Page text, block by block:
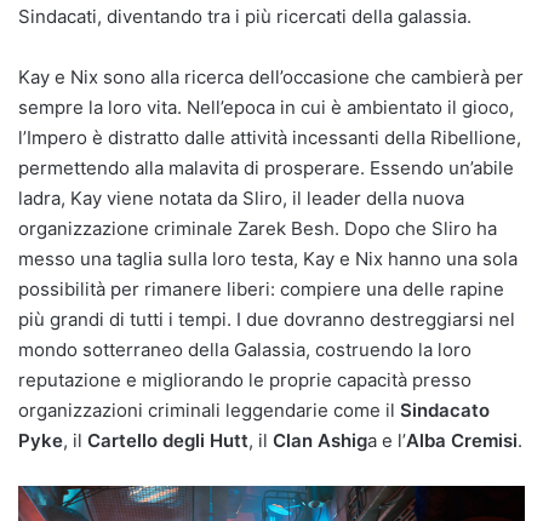
Sindacati, diventando tra i più ricercati della galassia.
Kay e Nix sono alla ricerca dell’occasione che cambierà per
sempre la loro vita. Nell’epoca in cui è ambientato il gioco,
l’Impero è distratto dalle attività incessanti della Ribellione,
permettendo alla malavita di prosperare. Essendo un’abile
ladra, Kay viene notata da Sliro, il leader della nuova
organizzazione criminale Zarek Besh. Dopo che Sliro ha
messo una taglia sulla loro testa, Kay e Nix hanno una sola
possibilità per rimanere liberi: compiere una delle rapine
più grandi di tutti i tempi. I due dovranno destreggiarsi nel
mondo sotterraneo della Galassia, costruendo la loro
reputazione e migliorando le proprie capacità presso
organizzazioni criminali leggendarie come il Sindacato
Pyke, il Cartello degli Hutt, il Clan Ashiga e l’Alba Cremisi.